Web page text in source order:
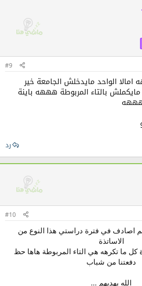
#9
الواحد مايدخلش الجامعة خير
مايكملش بالتاء المربوطة هههه باينة
رد
#10
لم اصادف في فترة دراستي هذا النوع من
الاساتذة
كل ما تكرهه هي التاء المربوطة هاها حظ
دفعتنا من شباب
الله يهديهم ...